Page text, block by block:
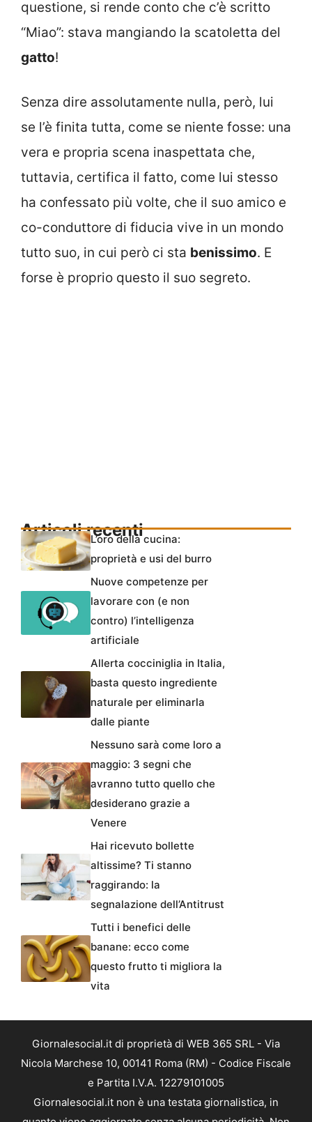
questione, si rende conto che c’è scritto
“Miao”: stava mangiando la scatoletta del
gatto!
Senza dire assolutamente nulla, però, lui
se l’è finita tutta, come se niente fosse: una
vera e propria scena inaspettata che,
tuttavia, certifica il fatto, come lui stesso
ha confessato più volte, che il suo amico e
co-conduttore di fiducia vive in un mondo
tutto suo, in cui però ci sta benissimo. E
forse è proprio questo il suo segreto.
Articoli recenti
L’oro della cucina:
proprietà e usi del burro
Nuove competenze per
lavorare con (e non
contro) l’intelligenza
artificiale
Allerta cocciniglia in Italia,
basta questo ingrediente
naturale per eliminarla
dalle piante
Nessuno sarà come loro a
maggio: 3 segni che
avranno tutto quello che
desiderano grazie a
Venere
Hai ricevuto bollette
altissime? Ti stanno
raggirando: la
segnalazione dell’Antitrust
Tutti i benefici delle
banane: ecco come
questo frutto ti migliora la
vita
Giornalesocial.it di proprietà di WEB 365 SRL - Via
Nicola Marchese 10, 00141 Roma (RM) - Codice Fiscale
e Partita I.V.A. 12279101005
Giornalesocial.it non è una testata giornalistica, in